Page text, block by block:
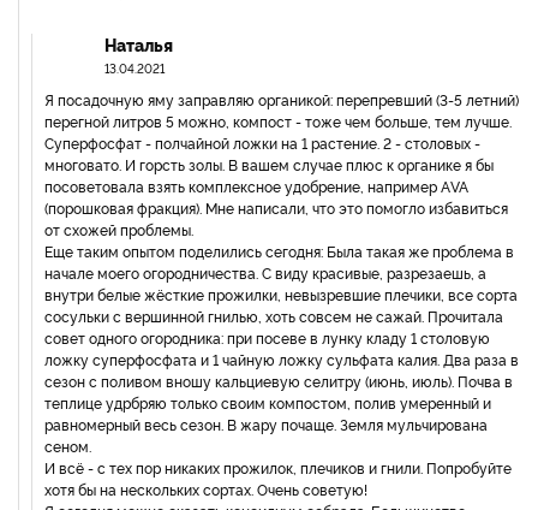
Наталья
13.04.2021
Я посадочную яму заправляю органикой: перепревший (3-5 летний)
перегной литров 5 можно, компост - тоже чем больше, тем лучше.
Суперфосфат - полчайной ложки на 1 растение. 2 - столовых -
многовато. И горсть золы. В вашем случае плюс к органике я бы
посоветовала взять комплексное удобрение, например АVA
(порошковая фракция). Мне написали, что это помогло избавиться
от схожей проблемы.
Еще таким опытом поделились сегодня: Была такая же проблема в
начале моего огородничества. С виду красивые, разрезаешь, а
внутри белые жёсткие прожилки, невызревшие плечики, все сорта
сосульки с вершинной гнилью, хоть совсем не сажай. Прочитала
совет одного огородника: при посеве в лунку кладу 1 столовую
ложку суперфосфата и 1 чайную ложку сульфата калия. Два раза в
сезон с поливом вношу кальциевую селитру (июнь, июль). Почва в
теплице удрбряю только своим компостом, полив умеренный и
равномерный весь сезон. В жару почаще. Земля мульчирована
сеном.
И всё - с тех пор никаких прожилок, плечиков и гнили. Попробуйте
хотя бы на нескольких сортах. Очень советую!